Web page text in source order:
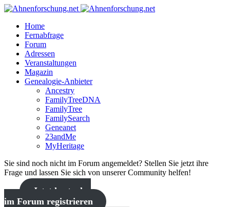
Home
Fernabfrage
Forum
Adressen
Veranstaltungen
Magazin
Genealogie-Anbieter
Ancestry
FamilyTreeDNA
FamilyTree
FamilySearch
Geneanet
23andMe
MyHeritage
Sie sind noch nicht im Forum angemeldet? Stellen Sie jetzt ihre
Frage und lassen Sie sich von unserer Community helfen!
Jetzt kostenlos
im Forum registrieren